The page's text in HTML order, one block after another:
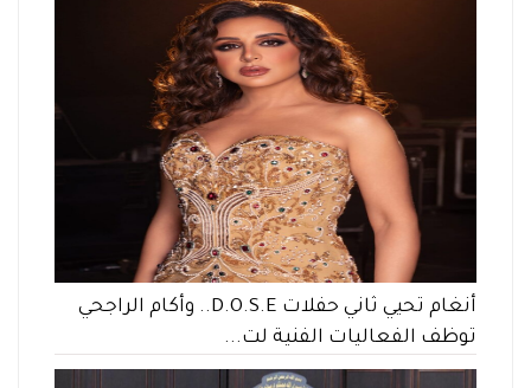
أنغام تحيي ثاني حفلات D.O.S.E.. وأكام الراجحي
توظف الفعاليات الفنية لت...